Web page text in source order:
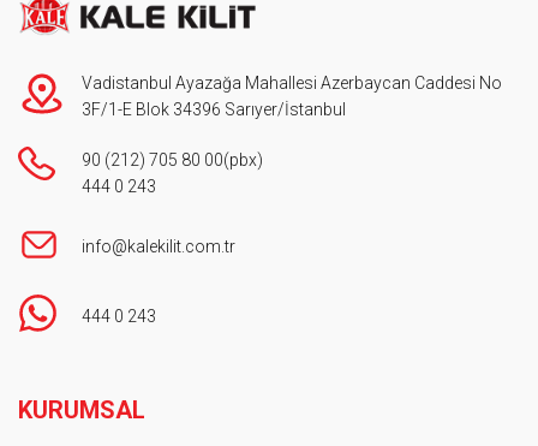
Vadistanbul Ayazağa Mahallesi Azerbaycan Caddesi No
3F/1-E Blok 34396 Sarıyer/İstanbul
90 (212) 705 80 00(pbx)
444 0 243
info@kalekilit.com.tr
444 0 243
KURUMSAL